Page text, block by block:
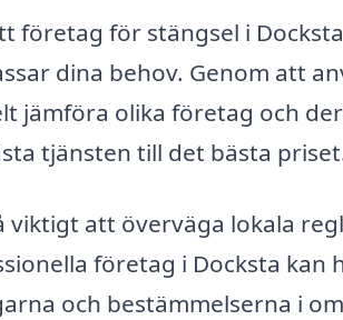
företag för stängsel i
dina behov. Genom att
jämföra olika företag och
tjänsten till det bästa
viktigt att överväga lokala
företag i Docksta kan
och bestämmelserna i